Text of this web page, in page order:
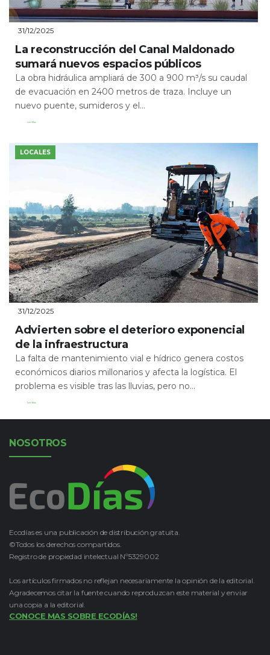
31/12/2025
La reconstrucción del Canal Maldonado
sumará nuevos espacios públicos
La obra hidráulica ampliará de 300 a 900 m³/s su caudal
de evacuación en 2400 metros de traza. Incluye un
nuevo puente, sumideros y el...
Leer Más
LOCALES
31/12/2025
Advierten sobre el deterioro exponencial
de la infraestructura
La falta de mantenimiento vial e hídrico genera costos
económicos diarios millonarios y afecta la logística. El
problema es visible tras las lluvias, pero no...
Leer Más
NOSOTROS
Ecodías es una publicación de distribución gratuita.
©Todos los derechos compartidos.
Registro de propiedad intelectual Nº5329002
Los artículos firmados no reflejan necesariamente la opinión de la editorial.
Agradecemos citar la fuente cuando reproduzcan este material y enviar
una copia a la editorial.
CONOCE MAS SOBRE ECODÍAS!